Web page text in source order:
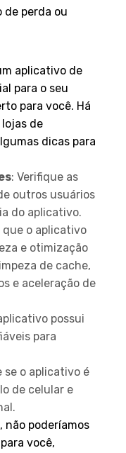
de perda ou
aplicativo de
para o seu
para você. Há
de
dicas para
: Verifique as
outros usuários
do aplicativo.
o aplicativo
e otimização
de cache,
e aceleração de
possui
para
se o aplicativo é
de celular e
não poderíamos
você,